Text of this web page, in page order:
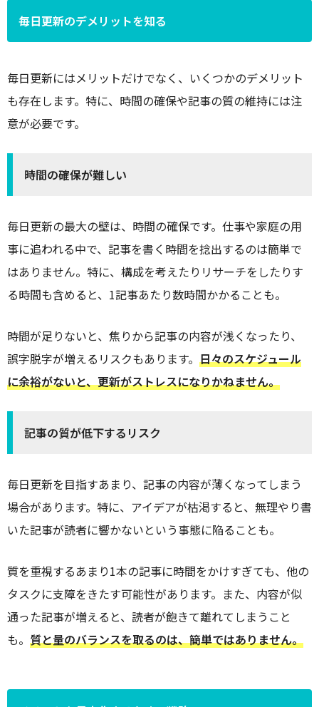
毎日更新のデメリットを知る
毎日更新にはメリットだけでなく、いくつかのデメリット
も存在します。特に、時間の確保や記事の質の維持には注
意が必要です。
時間の確保が難しい
毎日更新の最大の壁は、時間の確保です。仕事や家庭の用
事に追われる中で、記事を書く時間を捻出するのは簡単で
はありません。特に、構成を考えたりリサーチをしたりす
る時間も含めると、1記事あたり数時間かかることも。
時間が足りないと、焦りから記事の内容が浅くなったり、
誤字脱字が増えるリスクもあります。 日々のスケジュール
に余裕がないと、更新がストレスになりかねません。
記事の質が低下するリスク
毎日更新を目指すあまり、記事の内容が薄くなってしまう
場合があります。特に、アイデアが枯渇すると、無理やり書
いた記事が読者に響かないという事態に陥ることも。
質を重視するあまり1本の記事に時間をかけすぎても、他の
タスクに支障をきたす可能性があります。また、内容が似
通った記事が増えると、読者が飽きて離れてしまうこと
も。 質と量のバランスを取るのは、簡単ではありません。